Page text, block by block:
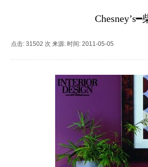
点击: 31502 次 来源: 时间: 2011-05-05